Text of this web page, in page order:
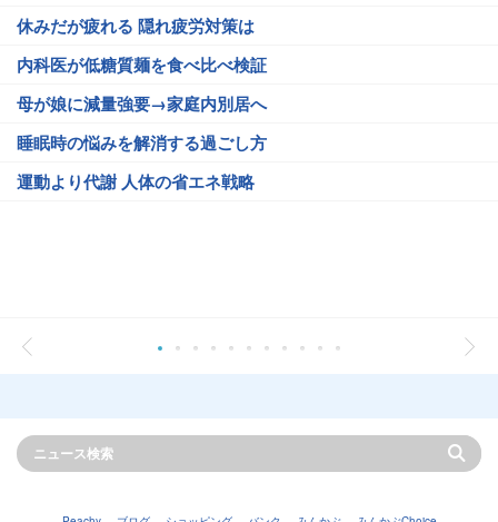
休みだが疲れる 隠れ疲労対策は
内科医が低糖質麺を食べ比べ検証
母が娘に減量強要→家庭内別居へ
睡眠時の悩みを解消する過ごし方
運動より代謝 人体の省エネ戦略